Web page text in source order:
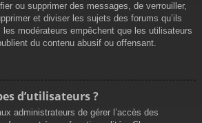
ou supprimer des messages, de verrouiller,
et diviser les sujets des forums qu’ils
les modérateurs empêchent que les utilisateurs
du contenu abusif ou offensant.
d’utilisateurs ?
administrateurs de gérer l’accès des